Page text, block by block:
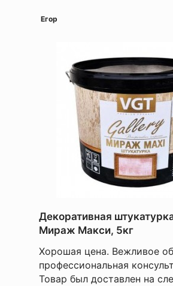
Егор
Декоративная
Мираж Макси, 5кг
Хорошая цена. Вежливое
профессиональная
Товар был доставлен на